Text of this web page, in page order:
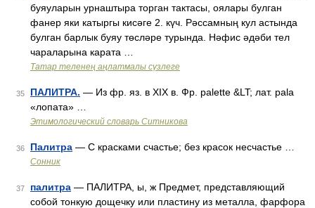
буяуларын урнаштыра торган тактасы, оялары булган
фанер яки катыргы кисәге 2. күч. Рәссамның кул астында
булган барлык буяу төсләре турында. Нәфис әдәби тел
чараларына карата …
Татар теленең аңлатмалы сүзлеге
35 ПАЛИТРА. — Из фр. яз. в XIX в. Фр. palette &LT; лат. pala
«лопата» …
Этимологический словарь Ситникова
36 Палитра — С красками счастье; без красок несчастье …
Сонник
37 палитра — ПАЛИТРА, ы, ж Предмет, представляющий
собой тонкую дощечку или пластину из металла, фарфора